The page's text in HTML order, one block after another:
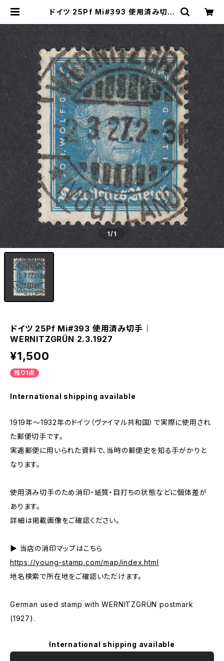
ドイツ 25Pf Mi#393 使用済み切手
ングスタンプのネットショップ | You
ng Stamp
1/1
ドイツ 25Pf Mi#393 使用済み切手｜
WERNITZGRÜN 2.3.1927
¥1,500
残り1点
International shipping available
1919年～1932年のドイツ（ヴァイマル共和国）で実際に使用され
た郵便切手です。
実逓郵便に用いられた資料で、当時の郵便史を知る手がかりと
なります。
使用済み切手のため消印・紙質・目打ちの状態などに個体差が
あります。
詳細は掲載画像をご確認ください。
▶ 当店の消印マップはこちら
https://young-stamp.com/map/index.html
地名検索で所在地をご確認いただけます。
German used stamp with WERNITZGRÜN postmark
(1927).
International shipping available